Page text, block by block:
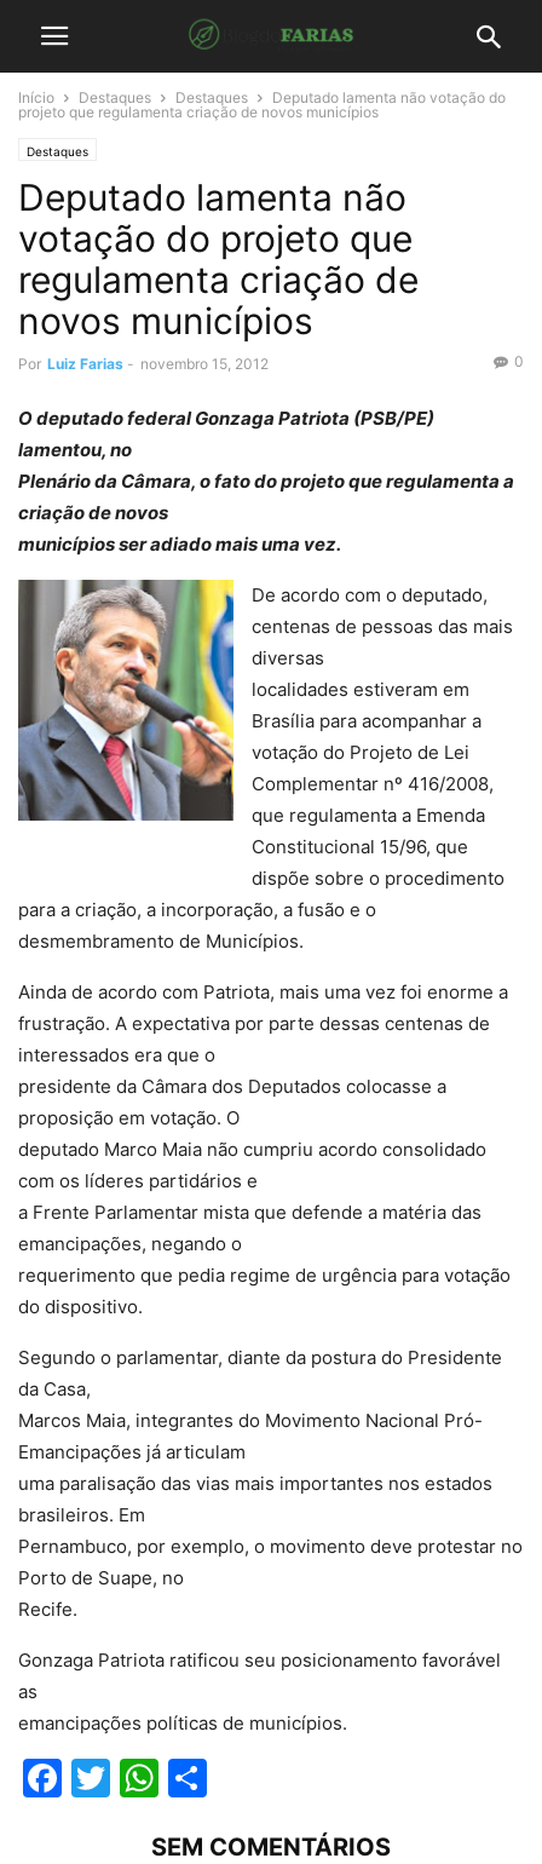
Início Destaques Destaques
Deputado lamenta não votação do
projeto que regulamenta criação de novos municípios
Destaques
Deputado lamenta não
votação do projeto que
regulamenta criação de
novos municípios
Por Luiz Farias - novembro 15, 2012 0
O deputado federal Gonzaga Patriota (PSB/PE)
lamentou, no
Plenário da Câmara, o fato do projeto que regulamenta a
criação de novos
municípios ser adiado mais uma vez.
De acordo com o deputado,
centenas de pessoas das mais
diversas
localidades estiveram em
Brasília para acompanhar a
votação do Projeto de Lei
Complementar nº 416/2008,
que regulamenta a Emenda
Constitucional 15/96, que
dispõe sobre o procedimento
para a criação, a incorporação, a fusão e o
desmembramento de Municípios.
Ainda de acordo com Patriota, mais uma vez foi enorme a
frustração. A expectativa por parte dessas centenas de
interessados era que o
presidente da Câmara dos Deputados colocasse a
proposição em votação. O
deputado Marco Maia não cumpriu acordo consolidado
com os líderes partidários e
a Frente Parlamentar mista que defende a matéria das
emancipações, negando o
requerimento que pedia regime de urgência para votação
do dispositivo.
Segundo o parlamentar, diante da postura do Presidente
da Casa,
Marcos Maia, integrantes do Movimento Nacional Pró-
Emancipações já articulam
uma paralisação das vias mais importantes nos estados
brasileiros. Em
Pernambuco, por exemplo, o movimento deve protestar no
Porto de Suape, no
Recife.
Gonzaga Patriota ratificou seu posicionamento favorável
as
emancipações políticas de municípios.
Facebook
TwitterWhatsApp
SEM COMENTÁRIOS